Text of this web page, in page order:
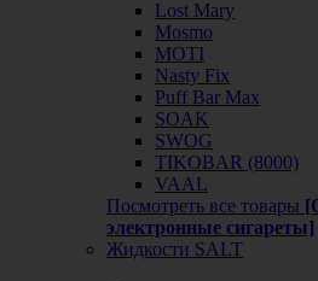
Lost Mary
Mosmo
MOTI
Nasty Fix
Puff Bar Max
SOAK
SWOG
TIKOBAR (8000)
VAAL
Посмотреть все товары
электронные сигареты]
Жидкости SALT